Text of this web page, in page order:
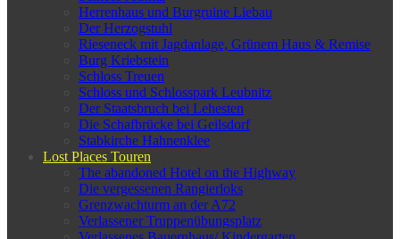
Herrenhaus und Burgruine Liebau
Der Herzogstuhl
Rieseneck mit Jagdanlage, Grünem Haus & Remise
Burg Kriebstein
Schloss Treuen
Schloss und Schlosspark Leubnitz
Der Staatsbruch bei Lehesten
Die Schafbrücke bei Geilsdorf
Stabkirche Hahnenklee
Lost Places Touren
The abandoned Hotel on the Highway
Die vergessenen Rangierloks
Grenzwachturm an der A72
Verlassener Truppenübungsplatz